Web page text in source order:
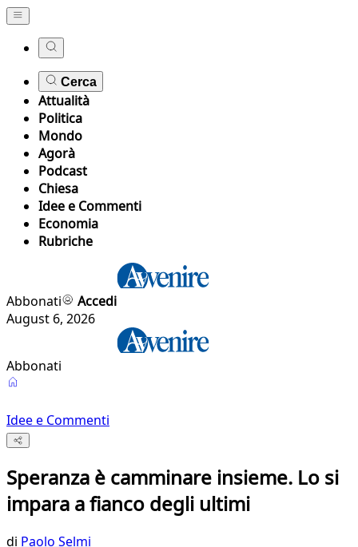
Cerca
Attualità
Politica
Mondo
Agorà
Podcast
Chiesa
Idee e Commenti
Economia
Rubriche
Abbonati
Accedi
August 6, 2026
Abbonati
Idee e Commenti
Speranza è camminare insieme. Lo si
impara a fianco degli ultimi
di Paolo Selmi